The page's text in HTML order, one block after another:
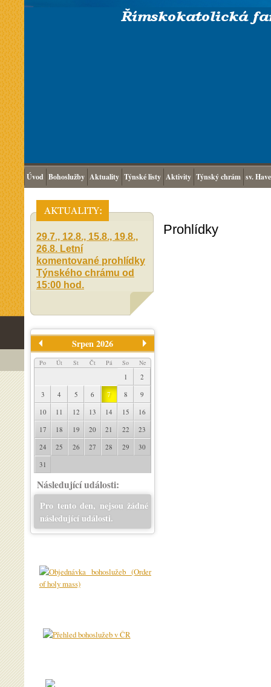
Úvod Bohoslužby Aktuality Týnské listy Aktivity Týnský chrám sv.
29.7., 12.8., 15.8., 19.8.,
26.8. Letní
komentované prohlídky
Týnského chrámu od
15:00 hod.
Srpen 2026
Po Út St Čt Pá So Ne
1
2
3
4 5 6 7 8
9
10
11 12 13 14 15
16
17
18 19 20 21 22
23
24
25 26 27 28 29
30
31
Následující události:
Pro tento den, nejsou žádné
následující události.
Prohlídky